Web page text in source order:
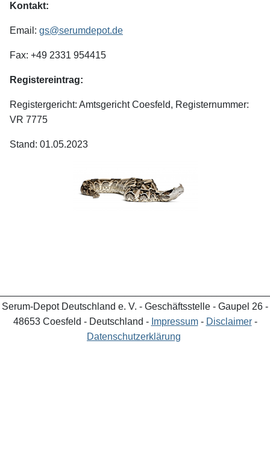
Kontakt:
Email: gs@serumdepot.de
Fax: +49 2331 954415
Registereintrag:
Registergericht: Amtsgericht Coesfeld, Registernummer:
VR 7775
Stand: 01.05.2023
Serum-Depot Deutschland e. V. - Geschäftsstelle - Gaupel 26 -
48653 Coesfeld - Deutschland - Impressum- Disclaimer-
Datenschutzerklärung